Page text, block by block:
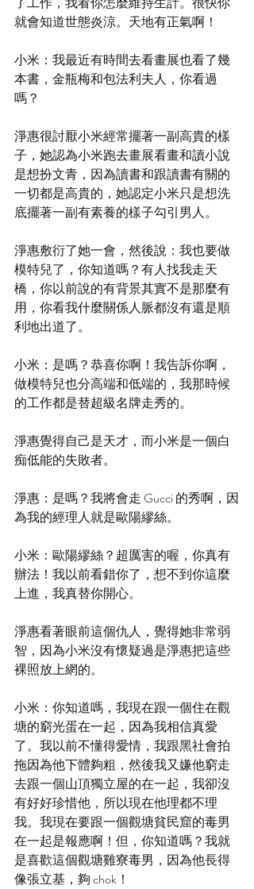
就會知道世態炎涼。天地有正氣啊！
小米：我最近有時間去看畫展也看了幾
本書，金瓶梅和包法利夫人，你看過
嗎？
淨惠很討厭小米經常擺著一副高貴的樣
子，她認為小米跑去畫展看畫和讀小說
是想扮文青，因為讀書和跟讀書有關的
一切都是高貴的，她認定小米只是想洗
底擺著一副有素養的樣子勾引男人。
淨惠敷衍了她一會，然後說：我也要做
模特兒了，你知道嗎？有人找我走天
橋，你以前說的有背景其實不是那麼有
用，你看我什麼關係人脈都沒有還是順
利地出道了。
小米：是嗎？恭喜你啊！我告訴你啊，
做模特兒也分高端和低端的，我那時候
的工作都是替超級名牌走秀的。
淨惠覺得自己是天才，而小米是一個白
痴低能的失敗者。
淨惠：是嗎？我將會走 Gucci 的秀啊，因
為我的經理人就是歐陽繆絲。
小米：歐陽繆絲？超厲害的喔，你真有
辦法！我以前看錯你了，想不到你這麼
上進，我真替你開心。
淨惠看著眼前這個仇人，覺得她非常弱
智，因為小米沒有懷疑過是淨惠把這些
裸照放上網的。
小米：你知道嗎，我現在跟一個住在觀
塘的窮光蛋在一起，因為我相信真愛
了。我以前不懂得愛情，我跟黑社會拍
拖因為他下體夠粗，然後我又嫌他窮走
去跟一個山頂獨立屋的在一起，我卻沒
有好好珍惜他，所以現在他理都不理
我。我現在要跟一個觀塘貧民窟的毒男
在一起是報應啊！但，你知道嗎？我就
是喜歡這個觀塘雞寮毒男，因為他長得
像張立基，夠 chok！